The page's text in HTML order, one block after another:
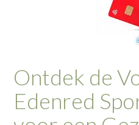
Ontdek de
Edenred